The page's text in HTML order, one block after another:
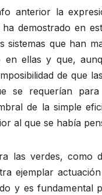
anterior la
ha demostrado en
sistemas que han
en ellas y que,
de que
se requerían
de la simple
al que se había
las verdes, como
ejemplar
y es fundamental